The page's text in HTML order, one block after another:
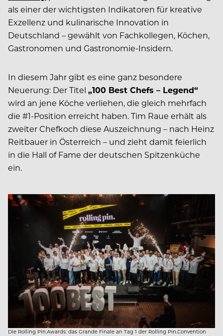
als einer der wichtigsten Indikatoren für kreative
Exzellenz und kulinarische Innovation in
Deutschland – gewählt von Fachkollegen, Köchen,
Gastronomen und Gastronomie-Insidern.
In diesem Jahr gibt es eine ganz besondere
Neuerung: Der Titel „100 Best Chefs – Legend“
wird an jene Köche verliehen, die gleich mehrfach
die #1-Position erreicht haben. Tim Raue erhält als
zweiter Chefkoch diese Auszeichnung – nach Heinz
Reitbauer in Österreich – und zieht damit feierlich
in die Hall of Fame der deutschen Spitzenküche
ein.
Die Rolling Pin.Awards: das Grande Finale an Tag 1 der Rolling Pin.Convention